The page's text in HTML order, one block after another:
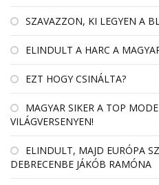
SZAVAZZON, KI LEGYEN A
ELINDULT A HARC A
EZT HOGY CSINÁLTA?
MAGYAR SIKER A TOP
VILÁGVERSENYEN!
ELINDULT, MAJD EURÓPA
DEBRECENBE JÁKÓB RAMÓNA